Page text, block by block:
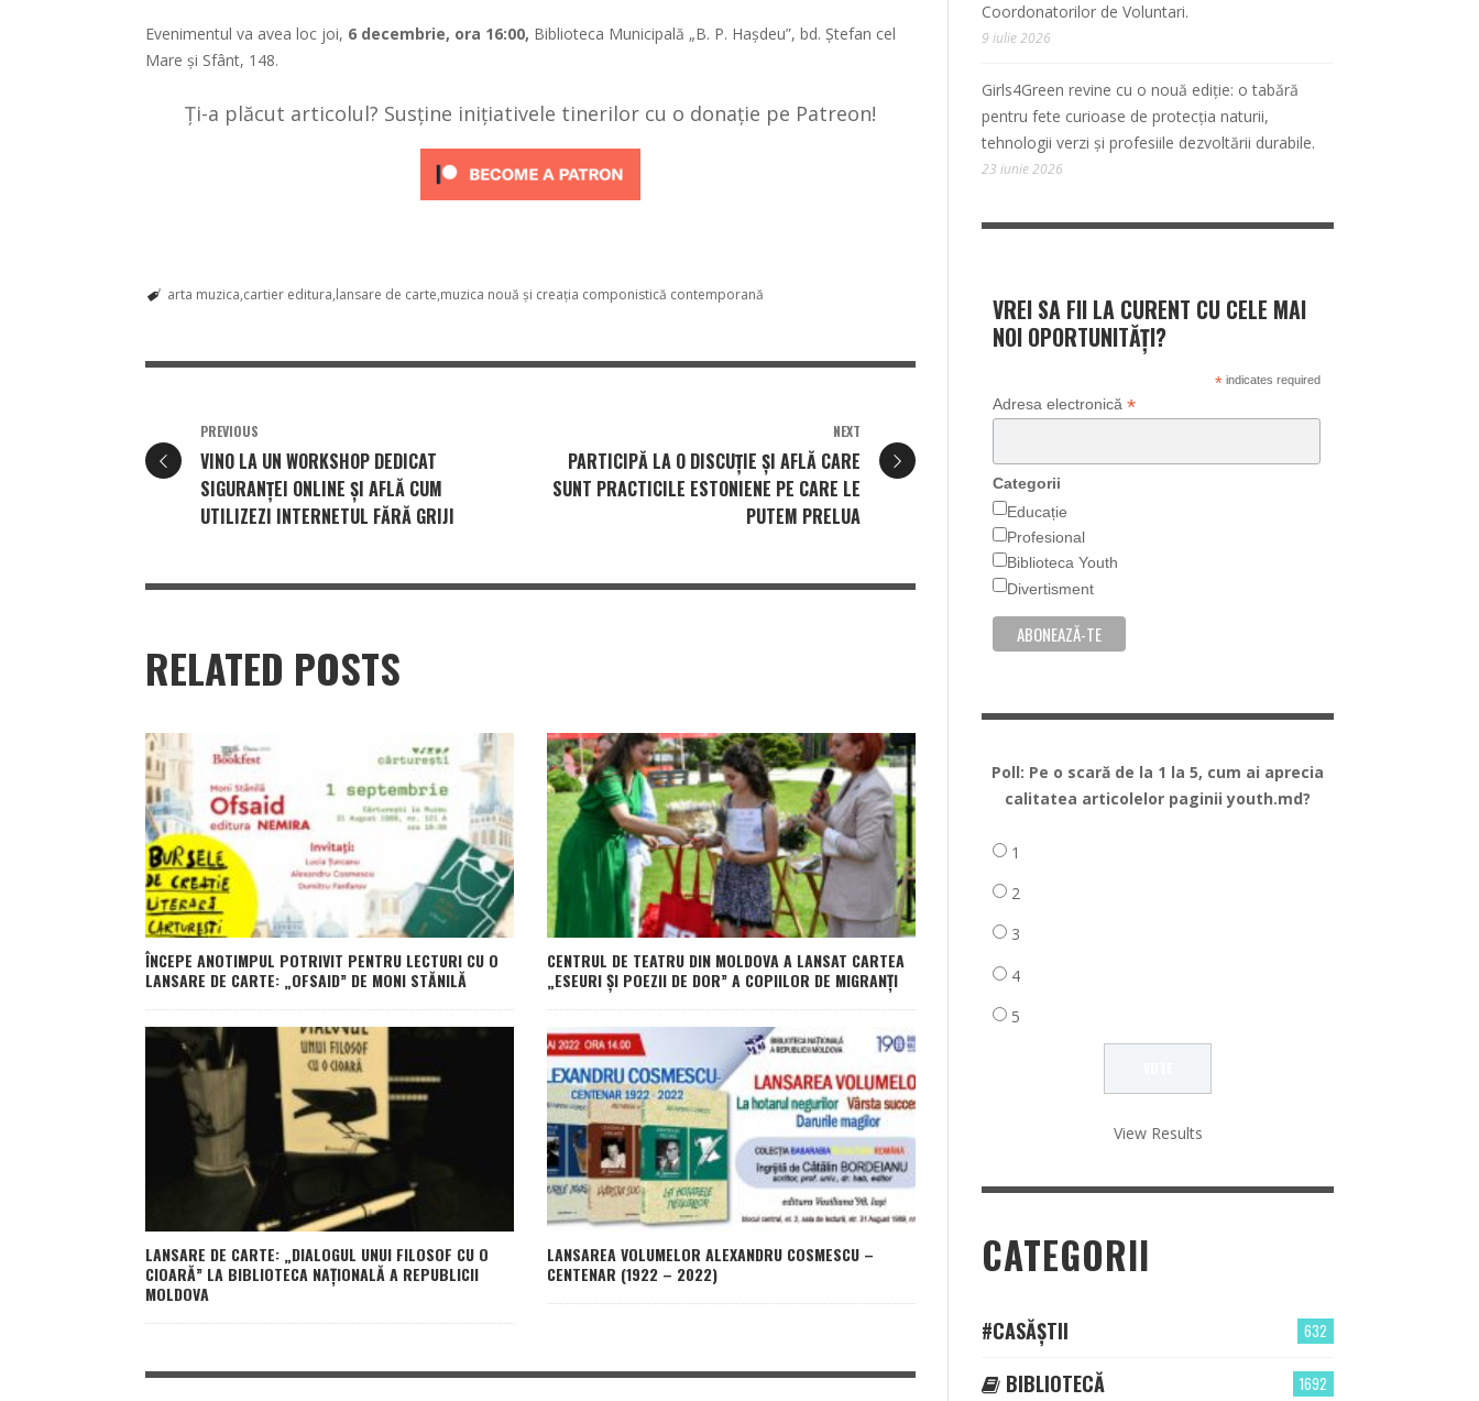
Evenimentul va avea loc joi, 6 decembrie, ora 16:00, Biblioteca Municipală „B. P. Hașdeu”, bd. Ștefan cel
Mare și Sfânt, 148.
Ți-a plăcut articolul? Susține inițiativele tinerilor cu o donație pe Patreon!
arta muzica cartier editura lansare de carte muzica nouă și creația componistică contemporană
PREVIOUS
VINO LA UN WORKSHOP DEDICAT
SIGURANȚEI ONLINE ȘI AFLĂ CUM
UTILIZEZI INTERNETUL FĂRĂ GRIJI
NEXT
PARTICIPĂ LA O DISCUȚIE ȘI AFLĂ CARE
SUNT PRACTICILE ESTONIENE PE CARE LE
PUTEM PRELUA
RELATED POSTS
ÎNCEPE ANOTIMPUL POTRIVIT PENTRU LECTURI CU O
LANSARE DE CARTE: „OFSAID” DE MONI STĂNILĂ
CENTRUL DE TEATRU DIN MOLDOVA A LANSAT CARTEA
„ESEURI ȘI POEZII DE DOR” A COPIILOR DE MIGRANȚI
LANSARE DE CARTE: „DIALOGUL UNUI FILOSOF CU O
CIOARĂ” LA BIBLIOTECA NAȚIONALĂ A REPUBLICII
MOLDOVA
LANSAREA VOLUMELOR ALEXANDRU COSMESCU –
CENTENAR (1922 – 2022)
Coordonatorilor de Voluntari.
9 iulie 2026
Girls4Green revine cu o nouă ediție: o tabără
pentru fete curioase de protecția naturii,
tehnologii verzi și profesiile dezvoltării durabile.
23 iunie 2026
VREI SA FII LA CURENT CU CELE MAI
NOI OPORTUNITĂȚI?
*indicates required
Adresa electronică *
Categorii
Educație
Profesional
Biblioteca Youth
Divertisment
Poll: Pe o scară de la 1 la 5, cum ai aprecia
calitatea articolelor paginii youth.md?
1
2
3
4
5
View Results
CATEGORII
632
#CASĂȘTII
1692
BIBLIOTECĂ